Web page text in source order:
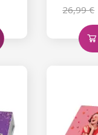
26,99 €